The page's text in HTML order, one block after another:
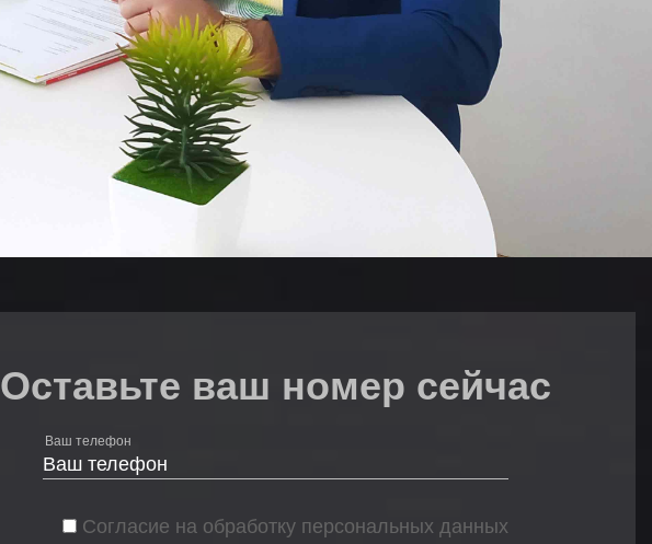
Оставьте ваш номер сейчас
Ваш телефон
Согласие на обработку персональных данных